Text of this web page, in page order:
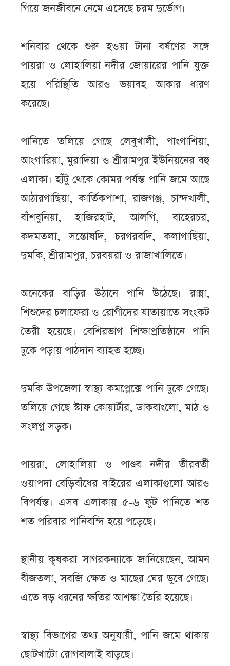
গিয়ে জনজীবনে নেমে এসেছে চরম দুর্ভোগ।
শনিবার থেকে শুরু হওয়া টানা বর্ষণের সঙ্গে
পায়রা ও লোহালিয়া নদীর জোয়ারের পানি যুক্ত
হয়ে পরিস্থিতি আরও ভয়াবহ আকার ধারণ
করেছে।
পানিতে তলিয়ে গেছে লেবুখালী, পাংগাশিয়া,
আংগারিয়া, মুরাদিয়া ও শ্রীরামপুর ইউনিয়নের বহু
এলাকা। হাঁটু থেকে কোমর পর্যন্ত পানি জমে আছে
আঠারগাছিয়া, কার্তিকপাশা, রাজগঞ্জ, চান্দখালী,
বাঁশবুনিয়া, হাজিরহাট, আলগি, বাহেরচর,
কদমতলা, সন্তোষদি, চরগরবদি, কলাগাছিয়া,
দুমকি, শ্রীরামপুর, চরবয়রা ও রাজাখালিতে।
অনেকের বাড়ির উঠানে পানি উঠেছে। রান্না,
শিশুদের চলাফেরা ও রোগীদের যাতায়াতে সংংকট
তৈরী হয়েছে। বেশিরভাগ শিক্ষাপ্রতিষ্ঠানে পানি
ঢুকে পড়ায় পাঠদান ব্যাহত হচ্ছে।
দুমকি উপজেলা স্বাস্থ্য কমপ্লেক্সে পানি ঢুকে গেছে।
তলিয়ে গেছে স্টাফ কোয়ার্টার, ডাকবাংলো, মাঠ ও
সংলগ্ন সড়ক।
পায়রা, লোহালিয়া ও পাণ্ডব নদীর তীরবর্তী
ওয়াপদা বেড়িবাঁধের বাইরের এলাকাগুলো আরও
বিপর্যস্ত। এসব এলাকায় ৫-৬ ফুট পানিতে শত
শত পরিবার পানিবন্দি হয়ে পড়েছে।
স্থানীয় কৃষকরা সাগরকন্যাকে জানিয়েছেন, আমন
বীজতলা, সবজি ক্ষেত ও মাছের ঘের ডুবে গেছে।
এতে বড় ধরনের ক্ষতির আশঙ্কা তৈরি হয়েছে।
স্বাস্থ্য বিভাগের তথ্য অনুযায়ী, পানি জমে থাকায়
ছোটখাটো রোগবালাই বাড়ছে।